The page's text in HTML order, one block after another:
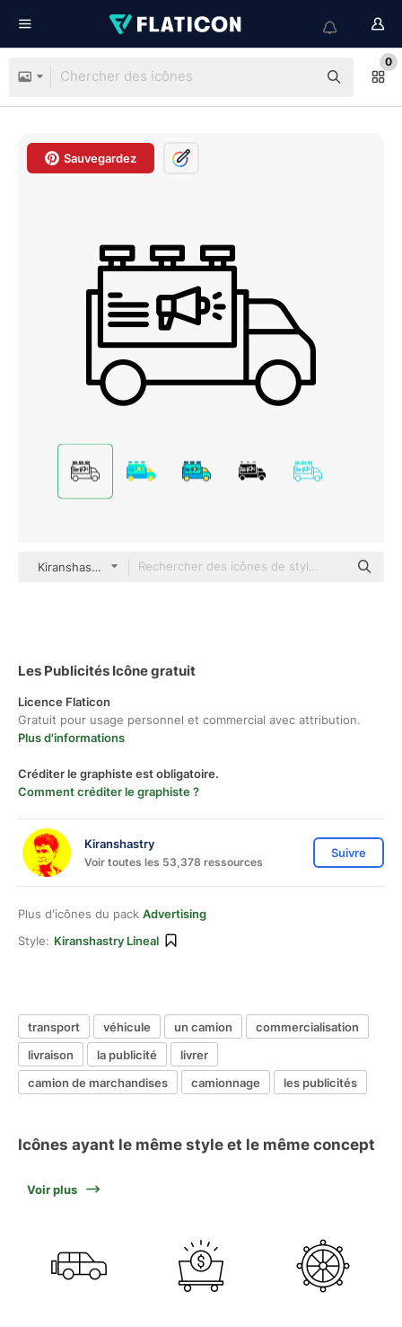
0
Sauvegardez
Kiranshastry Lineal
Les Publicités Icône gratuit
Licence Flaticon
Gratuit pour usage personnel et commercial avec attribution.
Plus d'informations
Créditer le graphiste est obligatoire.
Comment créditer le graphiste ?
Kiranshastry
Voir toutes les 53,378 ressources
Suivre
Plus d'icônes du pack Advertising
Style: Kiranshastry Lineal
transport véhicule un camion
commercialisation
livraison
la publicité
livrer
camion de marchandises
camionnage les publicités
Icônes ayant le même style et le même concept
Voir plus